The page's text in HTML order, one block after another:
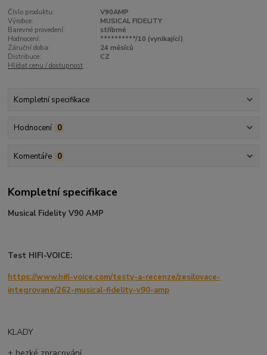
Číslo produktu:
V90AMP
Výrobce:
MUSICAL FIDELITY
Barevné provedení:
stříbrné
Hodnocení:
**********/10 (vynikající)
Záruční doba:
24 měsíců
Distribuce:
CZ
Hlídat cenu / dostupnost
Kompletní specifikace
Hodnocení 0
Komentáře 0
Kompletní specifikace
Musical Fidelity V90 AMP
Test HIFI-VOICE:
https://www.hifi-voice.com/testy-a-recenze/zesilovace-
integrovane/262-musical-fidelity-v90-amp
KLADY